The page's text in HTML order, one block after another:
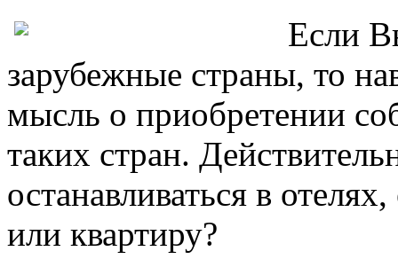
Если
зарубежные страны, то
мысль о приобретении
таких стран.
останавливаться в
или квартиру?